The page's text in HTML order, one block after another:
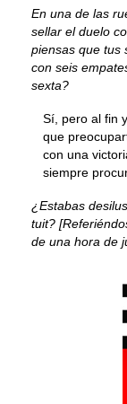
En una de las
sellar el duelo
piensas que tus
con seis
sexta?
Sí, pero al fin
que
con una
siempre
¿Estabas
tuit?
de una hora de